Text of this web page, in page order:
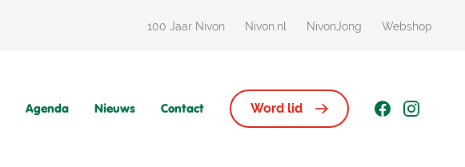
100 Jaar Nivon Nivon.nl NivonJong Webshop
Agenda Nieuws Contact Word lid